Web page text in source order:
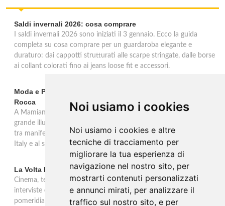
Noi usiamo i cookies
Noi usiamo i cookies e altre
tecniche di tracciamento per
migliorare la tua esperienza di
navigazione nel nostro sito, per
mostrarti contenuti personalizzati
e annunci mirati, per analizzare il
traffico sul nostro sito, e per
Saldi invernali 2026: cosa comprare
I saldi invernali 2026 sono iniziati il 3 gennaio. Ecco la guida
completa su cosa comprare per un guardaroba elegante e
duraturo: dai cappotti strutturati alle scarpe stringate, dalle borse
ai collant colorati fino ai jeans loose fit e accessori.
Moda e Pubblicità 1950-2000 alla Fondazione Magnani-
Rocca
A Mamiano di Traversetolo la mostra ripercorre l'eredità della
grande illustrazione di moda e della pubblicità in Italia 1950-2000,
tra manifesti, schizzi e icone che hanno dato forma al Made in
Italy e al suo immaginario visivo.
La Volta Buona: Caterina Balivo
Cinema, teatro, televisione e temi sociali: una settimana ricca di
interviste esclusive e momenti di intrattenimento nel programma
pomeridiano di Rai 1, in onda dalle 14:00 alle 16:00.